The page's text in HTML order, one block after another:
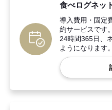
食べログネッ
導入費用・固定
約サービスです。
24時間365日、
ようになります。